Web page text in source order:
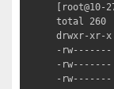
[root@10-
total 260
drwxr-xr-x
-rw------- 1
-rw------- 1
-rw------- 1